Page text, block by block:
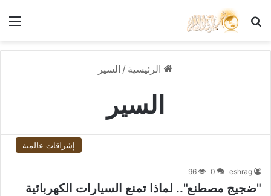
بحث عن
الرئيسية / السير
السير
إشراقات عالمية
eshrag
0
96
"ضجيج مصطنع".. لماذا تمنع السيارات الكهربائية